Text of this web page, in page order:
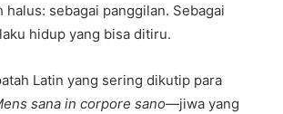
halus: sebagai panggilan. Sebagai
hidup yang bisa ditiru.
Latin yang sering dikutip para
sana in corpore sano—jiwa yang